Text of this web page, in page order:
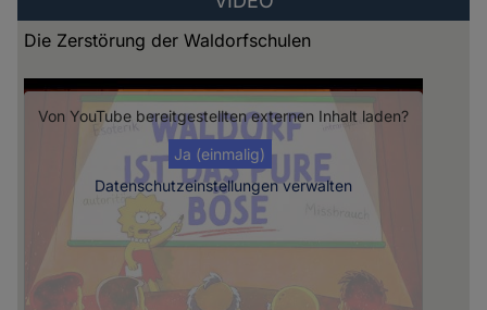
Die Zerstörung der Waldorfschulen
Von YouTube bereitgestellten externen Inhalt laden?
Ja (einmalig)
Datenschutzeinstellungen verwalten